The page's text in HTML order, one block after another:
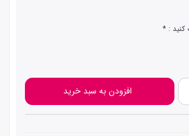
کنید :
افزودن به سبد خرید